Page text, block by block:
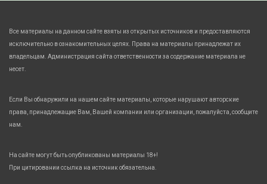
Все материалы на данном сайте взяты из открытых источников и предоставляются
исключительно в ознакомительных целях. Права на материалы принадлежат их
владельцам. Администрация сайта ответственности за содержание материала не
несет.
Если Вы обнаружили на нашем сайте материалы, которые нарушают авторские
права, принадлежащие Вам, Вашей компании или организации, пожалуйста, сообщите
нам.
На сайте могут быть опубликованы материалы 18+!
При цитировании ссылка на источник обязательна.